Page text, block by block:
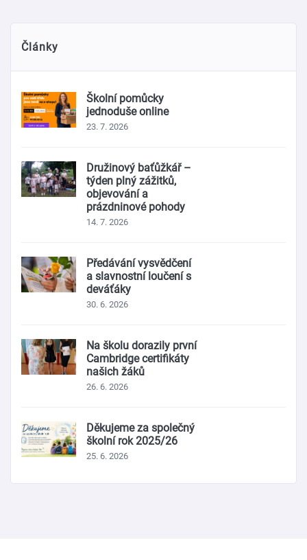
Články
Školní pomůcky
jednoduše online
23. 7. 2026
Družinový baťůžkář –
týden plný zážitků,
objevování a
prázdninové pohody
14. 7. 2026
Předávání vysvědčení
a slavnostní loučení s
deváťáky
30. 6. 2026
Na školu dorazily první
Cambridge certifikáty
našich žáků
26. 6. 2026
Děkujeme za společný
školní rok 2025/26
25. 6. 2026